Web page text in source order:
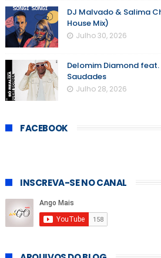
DJ Malvado & Salima
House Mix)
Julho 30, 2026
Delomim Diamond
Saudades
Julho 28, 2026
FACEBOOK
INSCREVA-SE NO CANAL